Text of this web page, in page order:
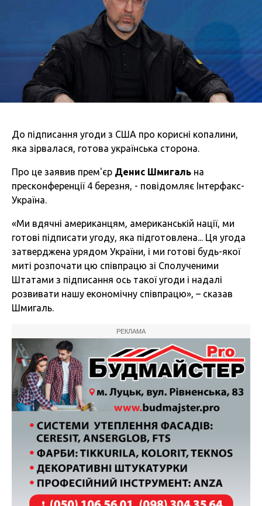
До підписання угоди з США про корисні копалини,
яка зірвалася, готова українська сторона.
Про це заявив прем'єр Денис Шмигаль на
пресконференції 4 березня, - повідомляє Інтерфакс-
Україна.
«Ми вдячні американцям, американській нації, ми
готові підписати угоду, яка підготовлена... Ця угода
затверджена урядом України, і ми готові будь-якої
миті розпочати цю співпрацю зі Сполученими
Штатами з підписання ось такої угоди і надалі
розвивати нашу економічну співпрацю», – сказав
Шмигаль.
РЕКЛАМА